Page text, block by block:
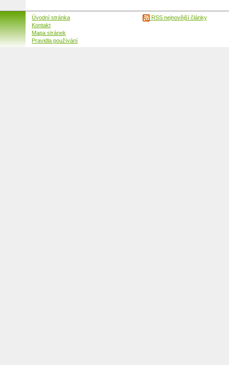
Úvodní stránka
Kontakt
Mapa stránek
Pravidla používání
RSS nejnovější články